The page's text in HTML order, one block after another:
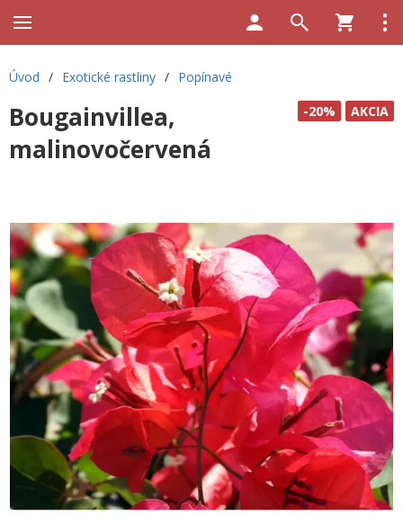
Úvod / Exotické rastliny / Popínavé
AKCIA
-20%
Bougainvillea,
malinovočervená